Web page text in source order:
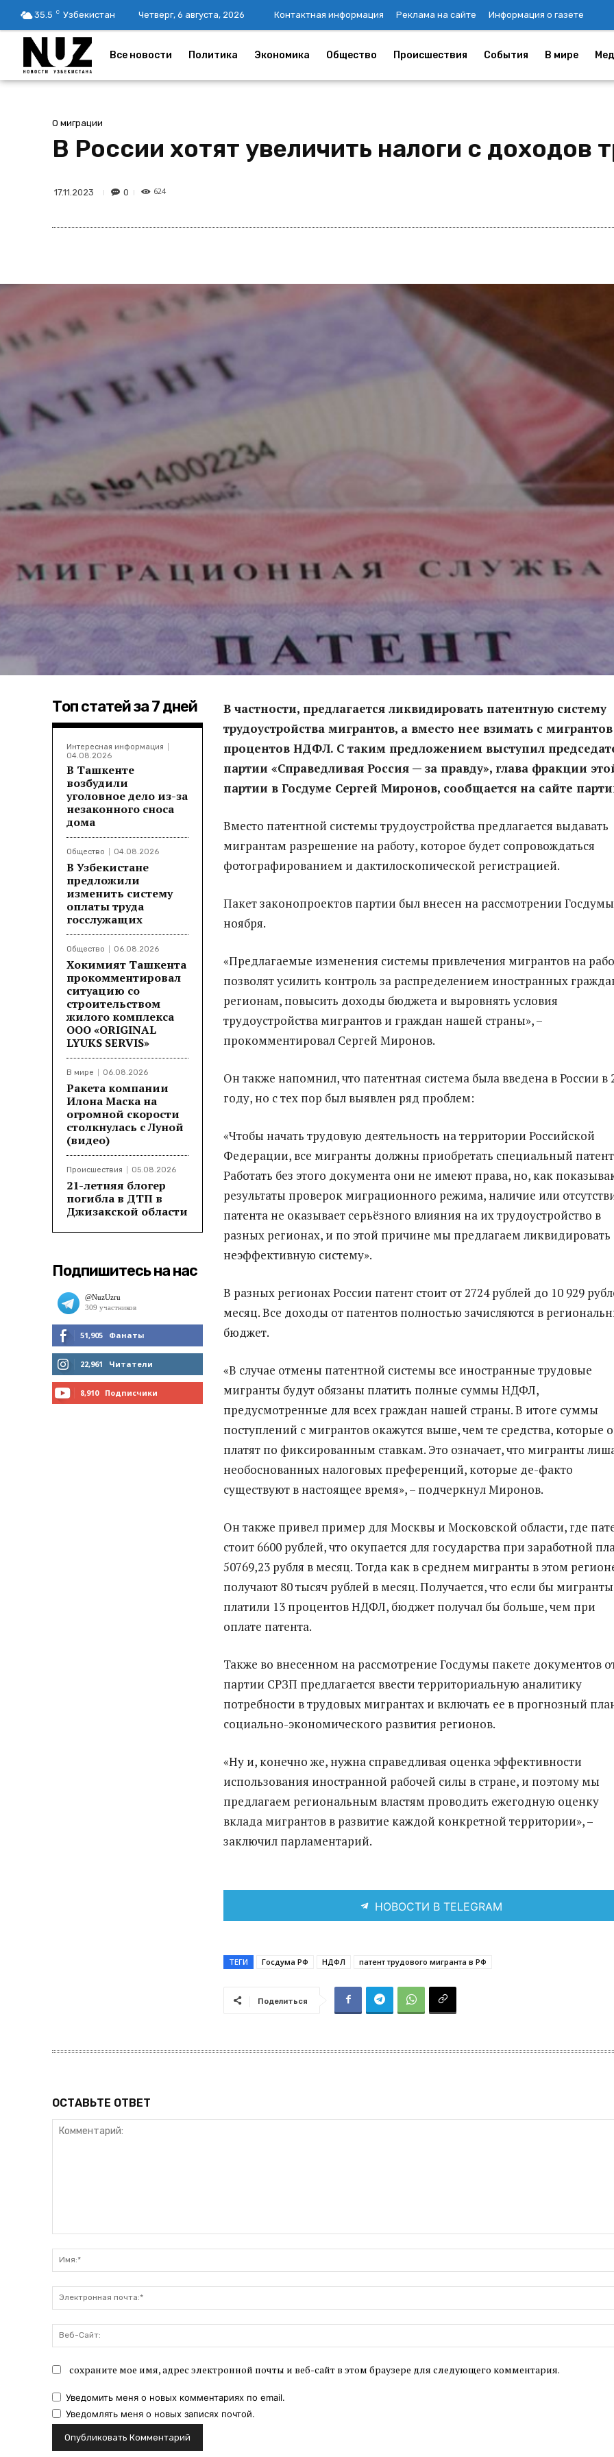
35.5 C Узбекистан Четверг, 6 августа, 2026 Контактная информация Реклама на сайте Информация о газете
Все новости Политика Экономика Общество Происшествия События В мире
О миграции
В России хотят увеличить налоги с доходов
17.11.2023 0 624
Топ статей за 7 дней
Интересная информация
04.08.2026
В Ташкенте
возбудили
уголовное дело из-за
незаконного сноса
дома
Общество 04.08.2026
В Узбекистане
предложили
изменить систему
оплаты труда
госслужащих
Общество 06.08.2026
Хокимият Ташкента
прокомментировал
ситуацию со
строительством
жилого комплекса
ООО «ORIGINAL
LYUKS SERVIS»
В мире 06.08.2026
Ракета компании
Илона Маска на
огромной скорости
столкнулась с Луной
(видео)
Происшествия 05.08.2026
21-летняя блогер
погибла в ДТП в
Джизакской области
Подпишитесь на нас
51,905 Фанаты
МНЕ НРАВИТСЯ
22,961 Читатели
8,910 Подписчики
В частности, предлагается ликвидировать патентную систему
трудоустройства мигрантов, а вместо нее взимать с
процентов НДФЛ. С таким предложением выступил
партии «Справедливая Россия — за правду», глава фракции
партии в Госдуме Сергей Миронов, сообщается на сайте
Вместо патентной системы трудоустройства предлагается выдавать
мигрантам разрешение на работу, которое будет сопровождаться
фотографированием и дактилоскопической регистрацией.
Пакет законопроектов партии был внесен на рассмотрении
ноября.
«Предлагаемые изменения системы привлечения мигрантов на
позволят усилить контроль за распределением иностранных
регионам, повысить доходы бюджета и выровнять условия
трудоустройства мигрантов и граждан нашей страны», –
прокомментировал Сергей Миронов.
Он также напомнил, что патентная система была введена в России в
году, но с тех пор был выявлен ряд проблем:
«Чтобы начать трудовую деятельность на территории Российской
Федерации, все мигранты должны приобретать специальный
Работать без этого документа они не имеют права, но, как
результаты проверок миграционного режима, наличие или
патента не оказывает серьёзного влияния на их трудоустройство в
разных регионах, и по этой причине мы предлагаем ликвидировать
неэффективную систему».
В разных регионах России патент стоит от 2724 рублей до 10 929
месяц. Все доходы от патентов полностью зачисляются в
бюджет.
«В случае отмены патентной системы все иностранные трудовые
мигранты будут обязаны платить полные суммы НДФЛ,
предусмотренные для всех граждан нашей страны. В итоге суммы
поступлений с мигрантов окажутся выше, чем те средства, которые
платят по фиксированным ставкам. Это означает, что мигранты
необоснованных налоговых преференций, которые де-факто
существуют в настоящее время», – подчеркнул Миронов.
Он также привел пример для Москвы и Московской области, где
стоит 6600 рублей, что окупается для государства при заработной
50769,23 рубля в месяц. Тогда как в среднем мигранты в этом
получают 80 тысяч рублей в месяц. Получается, что если бы мигранты
платили 13 процентов НДФЛ, бюджет получал бы больше, чем при
оплате патента.
Также во внесенном на рассмотрение Госдумы пакете документов
партии СРЗП предлагается ввести территориальную аналитику
потребности в трудовых мигрантах и включать ее в прогнозный
социально-экономического развития регионов.
«Ну и, конечно же, нужна справедливая оценка эффективности
использования иностранной рабочей силы в стране, и поэтому мы
предлагаем региональным властям проводить ежегодную оценку
вклада мигрантов в развитие каждой конкретной территории», –
заключил парламентарий.
НОВОСТИ В TELEGRAM
ТЕГИ Госдума РФ НДФЛ патент трудового мигранта в РФ
Поделиться
ОСТАВЬТЕ ОТВЕТ
сохраните мое имя, адрес электронной почты и веб-сайт в этом браузере для следующего комментария.
Уведомить меня о новых комментариях по email.
Уведомлять меня о новых записях почтой.